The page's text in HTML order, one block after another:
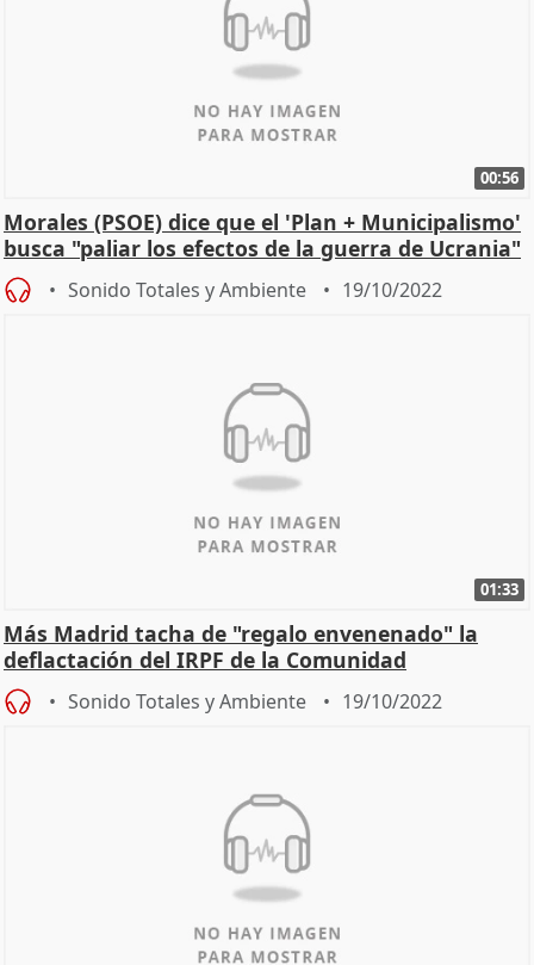
00:56
Morales (PSOE) dice que el 'Plan + Municipalismo'
busca "paliar los efectos de la guerra de Ucrania"
Sonido Totales y Ambiente 19/10/2022
01:33
Más Madrid tacha de "regalo envenenado" la
deflactación del IRPF de la Comunidad
Sonido Totales y Ambiente 19/10/2022